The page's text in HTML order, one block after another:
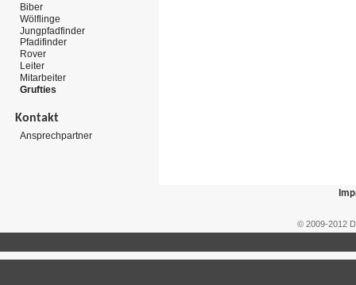
Biber
Wölflinge
Jungpfadfinder
Pfadifinder
Rover
Leiter
Mitarbeiter
Grufties
Kontakt
Ansprechpartner
© 2009-2012